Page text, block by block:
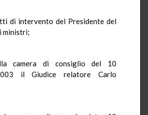
di intervento del Presidente del
ministri;
camera di consiglio del 10
il Giudice relatore Carlo